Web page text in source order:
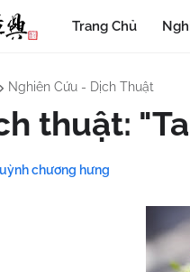
Trang Chủ
Nghiên Cứu - Dịch Thuật
thuật:
chương hưng